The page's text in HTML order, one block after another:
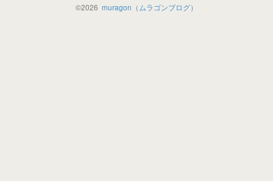
©2026 muragon（ムラゴンブログ）